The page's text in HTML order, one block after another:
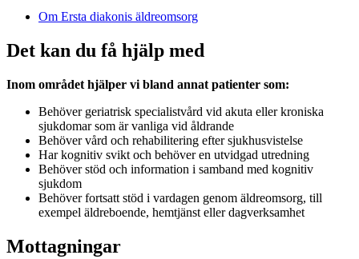
Om Ersta diakonis äldreomsorg
Det kan du få hjälp med
Inom området hjälper vi bland annat patienter som:
Behöver geriatrisk specialistvård vid akuta eller kroniska
sjukdomar som är vanliga vid åldrande
Behöver vård och rehabilitering efter sjukhusvistelse
Har kognitiv svikt och behöver en utvidgad utredning
Behöver stöd och information i samband med kognitiv
sjukdom
Behöver fortsatt stöd i vardagen genom äldreomsorg, till
exempel äldreboende, hemtjänst eller dagverksamhet
Mottagningar